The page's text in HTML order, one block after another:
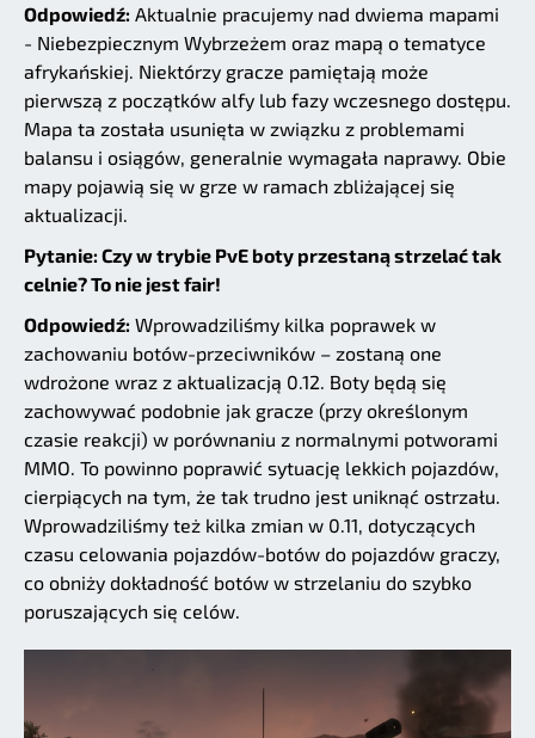
Odpowiedź: Aktualnie pracujemy nad dwiema mapami
- Niebezpiecznym Wybrzeżem oraz mapą o tematyce
afrykańskiej. Niektórzy gracze pamiętają może
pierwszą z początków alfy lub fazy wczesnego dostępu.
Mapa ta została usunięta w związku z problemami
balansu i osiągów, generalnie wymagała naprawy. Obie
mapy pojawią się w grze w ramach zbliżającej się
aktualizacji.
Pytanie: Czy w trybie PvE boty przestaną strzelać tak
celnie? To nie jest fair!
Odpowiedź: Wprowadziliśmy kilka poprawek w
zachowaniu botów-przeciwników – zostaną one
wdrożone wraz z aktualizacją 0.12. Boty będą się
zachowywać podobnie jak gracze (przy określonym
czasie reakcji) w porównaniu z normalnymi potworami
MMO. To powinno poprawić sytuację lekkich pojazdów,
cierpiących na tym, że tak trudno jest uniknąć ostrzału.
Wprowadziliśmy też kilka zmian w 0.11, dotyczących
czasu celowania pojazdów-botów do pojazdów graczy,
co obniży dokładność botów w strzelaniu do szybko
poruszających się celów.